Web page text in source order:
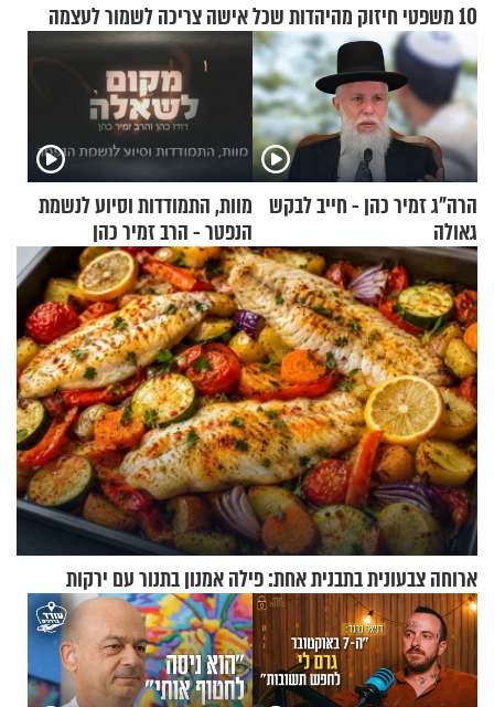
10 משפטי חיזוק מהיהדות שכל אישה צריכה לשמור לעצמה
הרה"ג זמיר כהן - חייב לבקש
גאולה
מוות, התמודדות וסיוע לנשמת
הנפטר - הרב זמיר כהן
ארוחה צבעונית בתבנית אחת: פילה אמנון בתנור עם ירקות